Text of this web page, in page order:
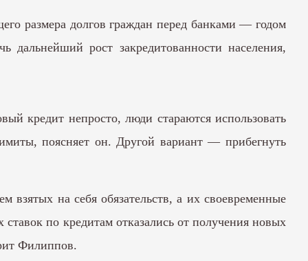
размера долгов граждан перед банками — годом
рост закредитованности населения,
кредит непросто, люди стараются использовать
поясняет он. Другой вариант — прибегнуть
взятых на себя обязательств, а их своевременные
ставок по кредитам отказались от получения новых
Филиппов.